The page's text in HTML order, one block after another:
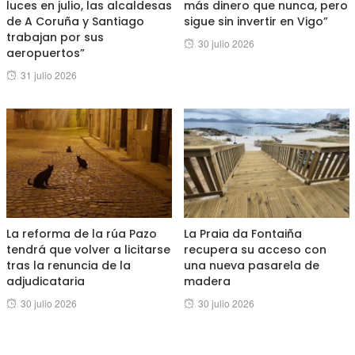
luces en julio, las alcaldesas
de A Coruña y Santiago
trabajan por sus
aeropuertos”
Posted
31 julio 2026
más dinero que nunca, pero
sigue sin invertir en Vigo”
Posted
30 julio 2026
La reforma de la rúa Pazo
tendrá que volver a licitarse
tras la renuncia de la
adjudicataria
Posted
30 julio 2026
La Praia da Fontaiña
recupera su acceso con
una nueva pasarela de
madera
Posted
30 julio 2026